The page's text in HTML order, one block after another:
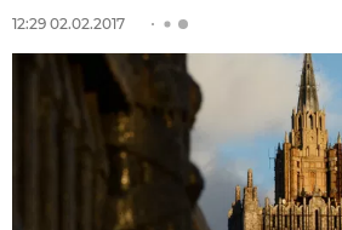
12:29 02.02.2017